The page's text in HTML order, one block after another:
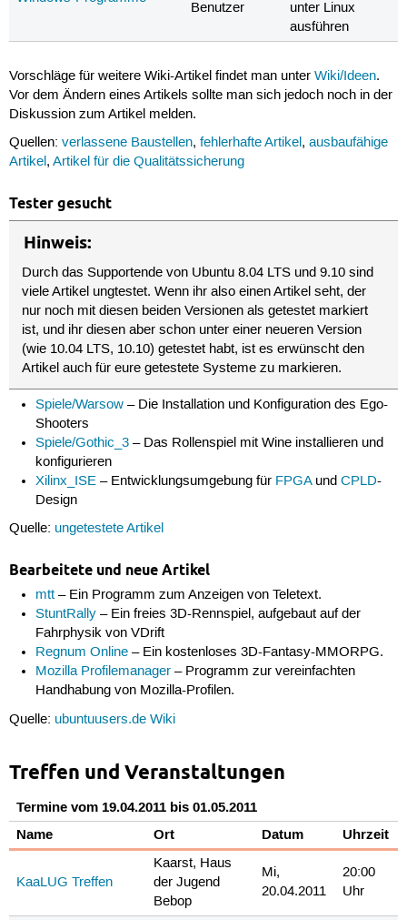
Benutzer
unter Linux
ausführen
Vorschläge für weitere Wiki-Artikel findet man unter Wiki/Ideen.
Vor dem Ändern eines Artikels sollte man sich jedoch noch in der
Diskussion zum Artikel melden.
Quellen: verlassene Baustellen, fehlerhafte Artikel, ausbaufähige
Artikel, Artikel für die Qualitätssicherung
Tester gesucht
Hinweis:
Durch das Supportende von Ubuntu 8.04 LTS und 9.10 sind
viele Artikel ungtestet. Wenn ihr also einen Artikel seht, der
nur noch mit diesen beiden Versionen als getestet markiert
ist, und ihr diesen aber schon unter einer neueren Version
(wie 10.04 LTS, 10.10) getestet habt, ist es erwünscht den
Artikel auch für eure getestete Systeme zu markieren.
Spiele/Warsow – Die Installation und Konfiguration des Ego-
Shooters
Spiele/Gothic_3 – Das Rollenspiel mit Wine installieren und
konfigurieren
Xilinx_ISE – Entwicklungsumgebung für FPGAundCPLD-
Design
Quelle: ungetestete Artikel
Bearbeitete und neue Artikel
mtt – Ein Programm zum Anzeigen von Teletext.
StuntRally – Ein freies 3D-Rennspiel, aufgebaut auf der
Fahrphysik von VDrift
Regnum Online – Ein kostenloses 3D-Fantasy-MMORPG.
Mozilla Profilemanager – Programm zur vereinfachten
Handhabung von Mozilla-Profilen.
Quelle: ubuntuusers.de Wiki
Treffen und Veranstaltungen
Termine vom 19.04.2011 bis 01.05.2011
Name
Ort Datum Uhrzeit
KaaLUG Treffen
Kaarst, Haus
der Jugend
Bebop
Mi,
20.04.2011
20:00
Uhr